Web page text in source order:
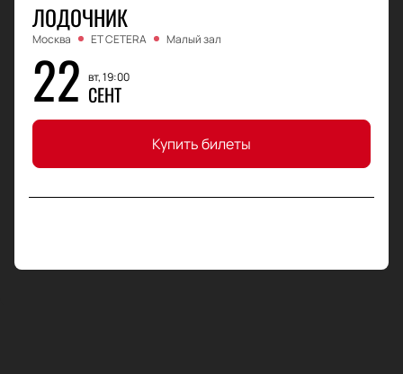
ЛОДОЧНИК
Москва ET CETERA Малый зал
22 вт, 19:00
СЕНТ
Купить билеты